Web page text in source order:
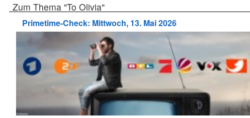
Zum Thema "To Olivia"
Primetime-Check: Mittwoch, 13. Mai 2026